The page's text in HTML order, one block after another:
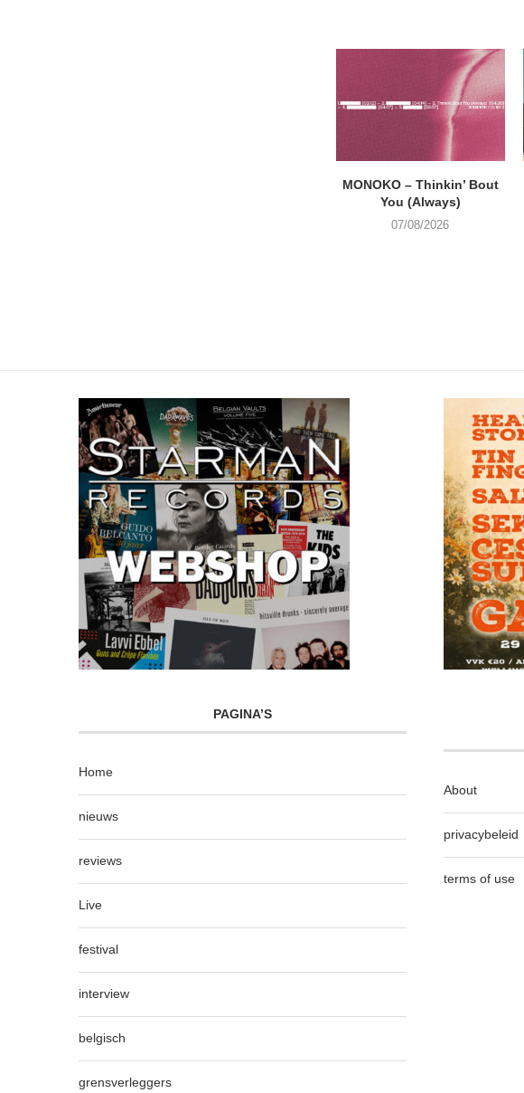
MONOKO – Thinkin’ Bout
You (Always)
07/08/2026
PAGINA’S
Home
nieuws
reviews
Live
festival
interview
belgisch
grensverleggers
About
privacybeleid
terms of use